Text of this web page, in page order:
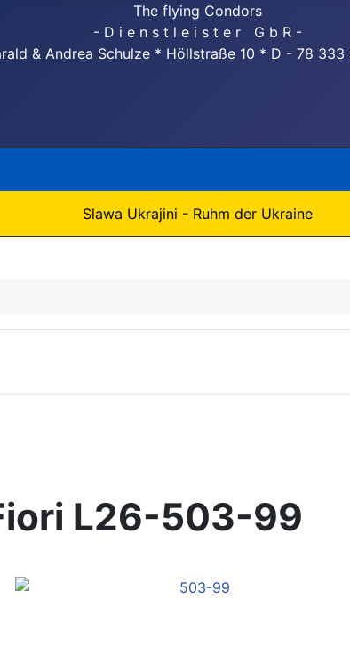
The flying Condors
- D i e n s t l e i s t e r G b R -
& Andrea Schulze * Höllstraße 10 * D - 78 333
Slawa Ukrajini - Ruhm der Ukraine
L26-503-99